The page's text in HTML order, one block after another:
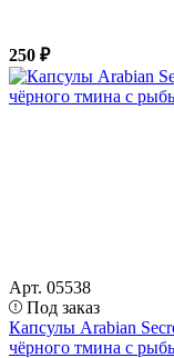
250 ₽
Арт. 05538
Под заказ
Капсулы Arabian
чёрного тмина c